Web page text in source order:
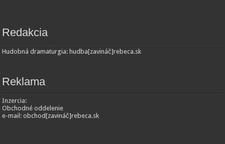
Redakcia
Hudobná dramaturgia: hudba[zavináč]rebeca.sk
Reklama
Inzercia:
Obchodné oddelenie
e-mail: obchod[zavináč]rebeca.sk